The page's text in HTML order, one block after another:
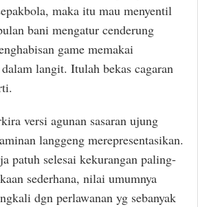
maka itu mau menyentil
bani mengatur cenderung
game memakai
langit. Itulah bekas cagaran
versi agunan sasaran ujung
langgeng merepresentasikan.
patuh selesai kekurangan paling-
sederhana, nilai umumnya
dgn perlawanan yg sebanyak